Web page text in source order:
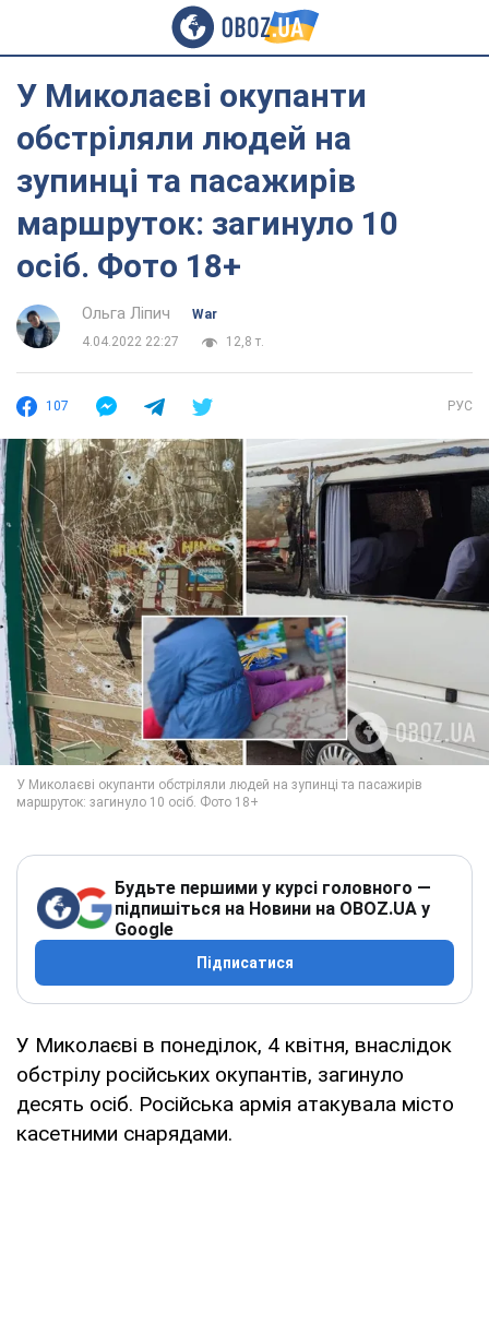
У Миколаєві окупанти
обстріляли людей на
зупинці та пасажирів
маршруток: загинуло 10
осіб. Фото 18+
Ольга Ліпич
War
4.04.2022 22:27
12,8 т.
107 РУС
Будьте першими у курсі головного —
підпишіться на Новини на OBOZ.UA у
Google
Підписатися
У Миколаєві в понеділок, 4 квітня, внаслідок
обстрілу російських окупантів, загинуло
десять осіб. Російська армія атакувала місто
касетними снарядами.